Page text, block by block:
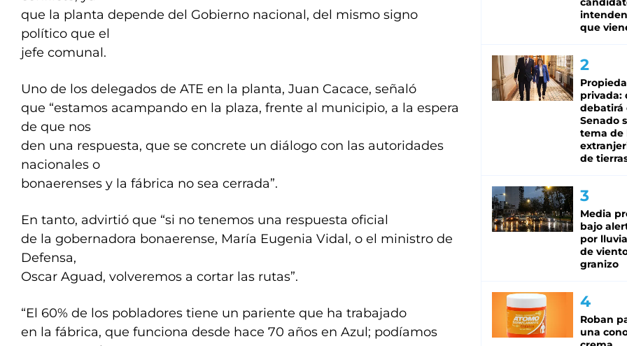
que la planta depende del Gobierno nacional, del mismo signo
político que el
jefe comunal.
Uno de los delegados de ATE en la planta, Juan Cacace, señaló
que “estamos acampando en la plaza, frente al municipio, a la espera
de que nos
den una respuesta, que se concrete un diálogo con las autoridades
nacionales o
bonaerenses y la fábrica no sea cerrada”.
En tanto, advirtió que “si no tenemos una respuesta oficial
de la gobernadora bonaerense, María Eugenia Vidal, o el ministro de
Defensa,
Oscar Aguad, volveremos a cortar las rutas”.
“El 60% de los pobladores tiene un pariente que ha trabajado
en la fábrica, que funciona desde hace 70 años en Azul; podíamos
que
privada:
debatirá
Senado
tema de
de
Media
bajo
por
de
granizo
Roban
una